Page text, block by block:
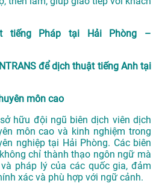
tiếng Pháp tại Hải Phòng –
để dịch thuật tiếng Anh tại
môn cao
sở hữu đội ngũ biên dịch viên dịch
môn cao và kinh nghiệm trong
nghiệp tại Hải Phòng. Các biên
chỉ thành thạo ngôn ngữ mà
pháp lý của các quốc gia, đảm
xác và phù hợp với ngữ cảnh.